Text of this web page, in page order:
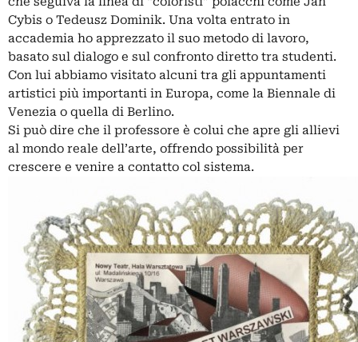
Cybis o Tedeusz Dominik. Una volta entrato in
accademia ho apprezzato il suo metodo di lavoro,
basato sul dialogo e sul confronto diretto tra studenti.
Con lui abbiamo visitato alcuni tra gli appuntamenti
artistici più importanti in Europa, come la Biennale di
Venezia o quella di Berlino.
Si può dire che il professore è colui che apre gli allievi
al mondo reale dell’arte, offrendo possibilità per
crescere e venire a contatto col sistema.